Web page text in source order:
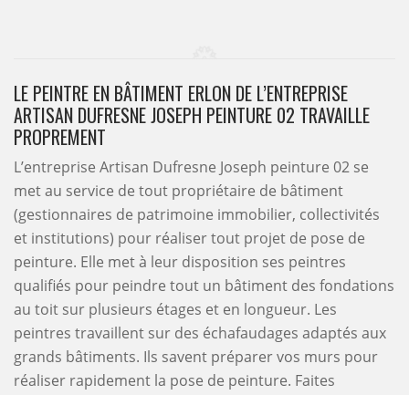
LE PEINTRE EN BÂTIMENT ERLON DE L’ENTREPRISE
ARTISAN DUFRESNE JOSEPH PEINTURE 02 TRAVAILLE
PROPREMENT
L’entreprise Artisan Dufresne Joseph peinture 02 se
met au service de tout propriétaire de bâtiment
(gestionnaires de patrimoine immobilier, collectivités
et institutions) pour réaliser tout projet de pose de
peinture. Elle met à leur disposition ses peintres
qualifiés pour peindre tout un bâtiment des fondations
au toit sur plusieurs étages et en longueur. Les
peintres travaillent sur des échafaudages adaptés aux
grands bâtiments. Ils savent préparer vos murs pour
réaliser rapidement la pose de peinture. Faites